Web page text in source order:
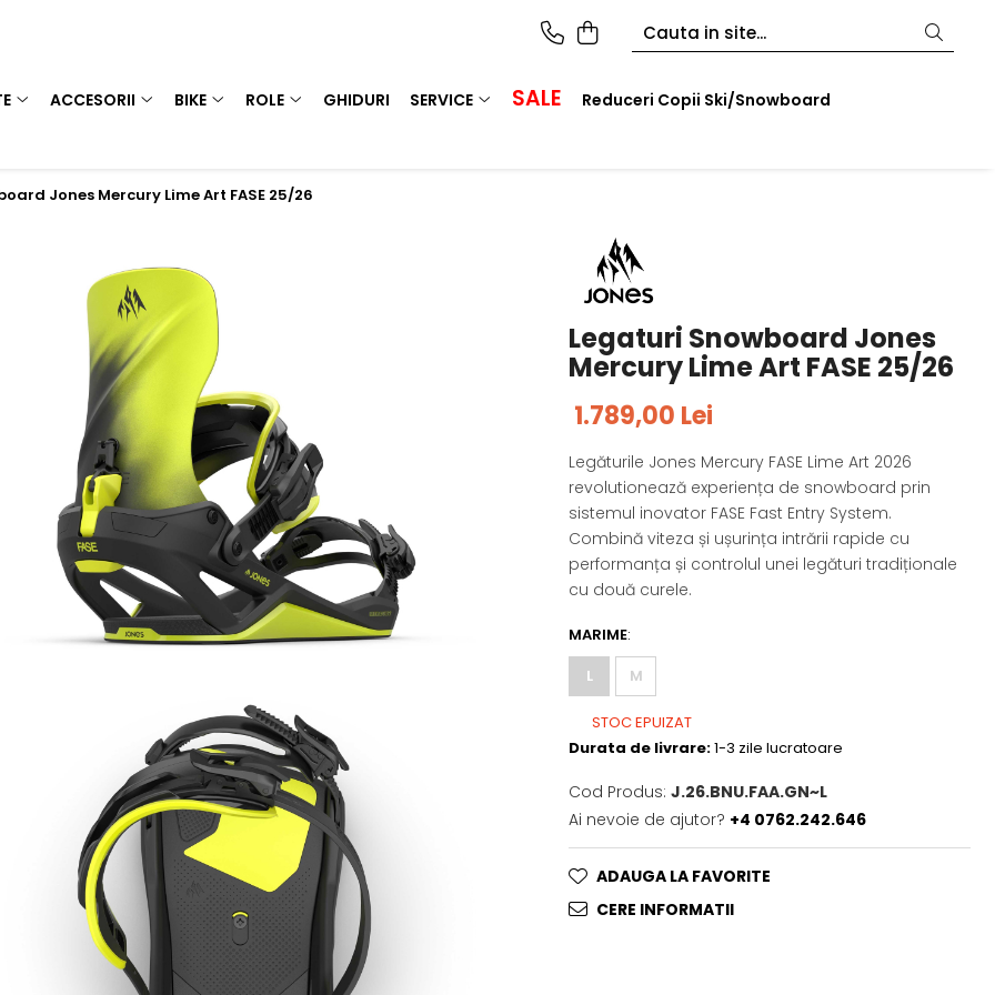
ACCESORII BIKE ROLE GHIDURI SERVICE SALE Reduceri Copii Ski/Snowboard
Jones Mercury Lime Art FASE 25/26
Legaturi Snowboard Jones
Mercury Lime Art FASE 25/26
1.789,00 Lei
Legăturile Jones Mercury FASE Lime Art 2026
revolutionează experiența de snowboard prin
sistemul inovator FASE Fast Entry System.
Combină viteza și ușurința intrării rapide cu
performanța și controlul unei legături tradiționale
cu două curele.
MARIME:
L
M
STOC EPUIZAT
Durata de livrare:1-3 zile lucratoare
Cod Produs: J.26.BNU.FAA.GN~L
Ai nevoie de ajutor? +4 0762.242.646
ADAUGA LA FAVORITE
CERE INFORMATII